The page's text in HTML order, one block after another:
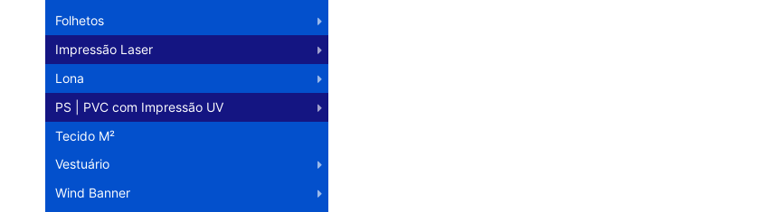
Folhetos
Impressão Laser
Lona
PS | PVC com Impressão UV
Tecido M²
Vestuário
Wind Banner